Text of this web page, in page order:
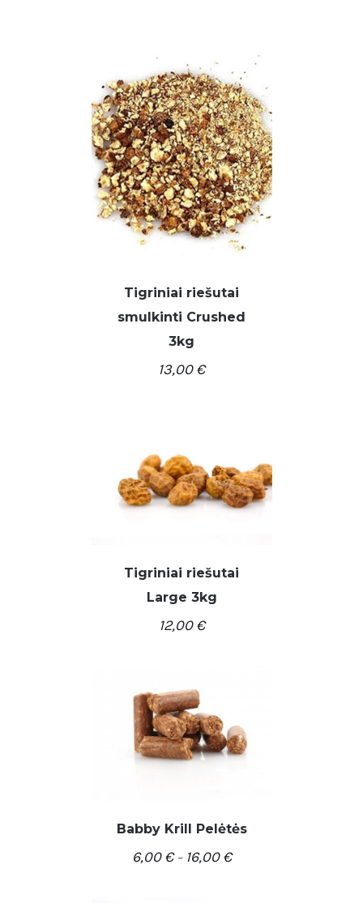
Į KREPŠELĮ / DETALĖS
Tigriniai riešutai
smulkinti Crushed
3kg
13,00€
Tigriniai riešutai
Large 3kg
12,00€
PASIRINKTI SAVYBES
Babby Krill Pelėtės
6,00€– 16,00€